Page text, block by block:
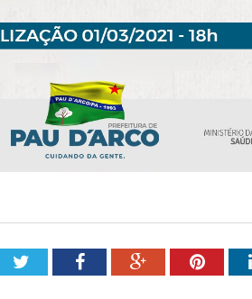
TwitterFacebookGoogle+